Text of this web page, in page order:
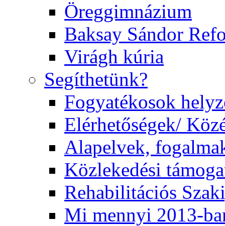
Öreggimnázium
Baksay Sándor
Virágh kúria
Segíthetünk?
Fogyatékosok
Elérhetőségek/
Alapelvek,
Közlekedési
Rehabilitációs
Mi mennyi 2013-